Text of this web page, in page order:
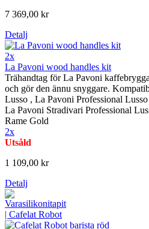
7 369,00 kr
Detalj
2x
La Pavoni wood handles kit
Trähandtag för La Pavoni
och gör den ännu snyggare.
Lusso , La Pavoni Professional
La Pavoni Stradivari Professional
Rame Gold
2x
Utsåld
1 109,00 kr
Detalj